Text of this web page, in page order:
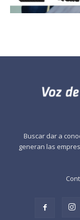
Buscar dar a
generan las